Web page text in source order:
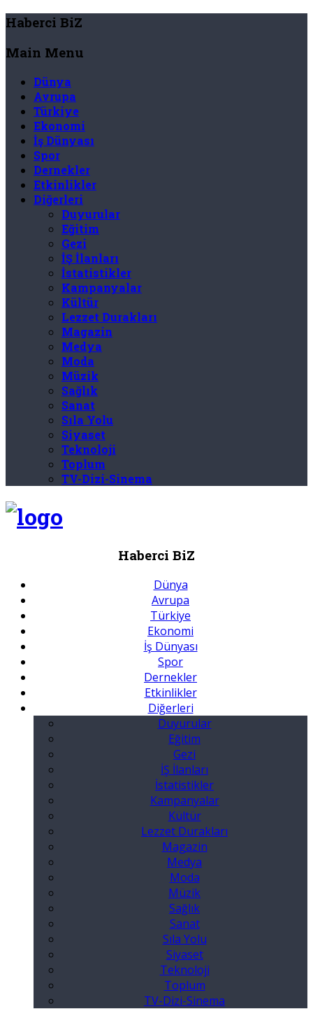
Haberci BiZ
Main Menu
Dünya
Avrupa
Türkiye
Ekonomi
İş Dünyası
Spor
Dernekler
Etkinlikler
Diğerleri
Duyurular
Eğitim
Gezi
İŞ İlanları
İstatistikler
Kampanyalar
Kültür
Lezzet Durakları
Magazin
Medya
Moda
Müzik
Sağlık
Sanat
Sıla Yolu
Siyaset
Teknoloji
Toplum
TV-Dizi-Sinema
Haberci BiZ
Dünya
Avrupa
Türkiye
Ekonomi
İş Dünyası
Spor
Dernekler
Etkinlikler
Diğerleri
Duyurular
Eğitim
Gezi
İŞ İlanları
İstatistikler
Kampanyalar
Kültür
Lezzet Durakları
Magazin
Medya
Moda
Müzik
Sağlık
Sanat
Sıla Yolu
Siyaset
Teknoloji
Toplum
TV-Dizi-Sinema